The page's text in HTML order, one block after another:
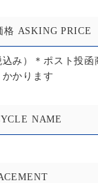
格 ASKING PRICE
み）＊ポスト投
かかります
NAME